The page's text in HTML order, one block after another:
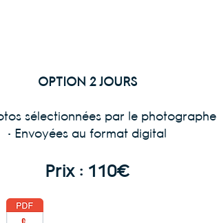
OPTION 2 JOURS
sélectionnées par le photographe
• Envoyées au format digital
Prix : 110€